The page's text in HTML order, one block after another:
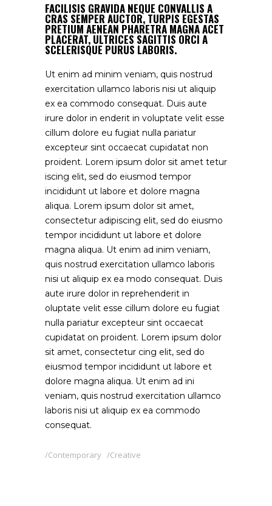
FACILISIS GRAVIDA NEQUE CONVALLIS A
CRAS SEMPER AUCTOR, TURPIS EGESTAS
PRETIUM AENEAN PHARETRA MAGNA ACET
PLACERAT, ULTRICES SAGITTIS ORCI A
SCELERISQUE PURUS LABORIS.
Ut enim ad minim veniam, quis nostrud
exercitation ullamco laboris nisi ut aliquip
ex ea commodo consequat. Duis aute
irure dolor in enderit in voluptate velit esse
cillum dolore eu fugiat nulla pariatur
excepteur sint occaecat cupidatat non
proident. Lorem ipsum dolor sit amet tetur
iscing elit, sed do eiusmod tempor
incididunt ut labore et dolore magna
aliqua. Lorem ipsum dolor sit amet,
consectetur adipiscing elit, sed do eiusmo
tempor incididunt ut labore et dolore
magna aliqua. Ut enim ad inim veniam,
quis nostrud exercitation ullamco laboris
nisi ut aliquip ex ea modo consequat. Duis
aute irure dolor in reprehenderit in
oluptate velit esse cillum dolore eu fugiat
nulla pariatur excepteur sint occaecat
cupidatat on proident. Lorem ipsum dolor
sit amet, consectetur cing elit, sed do
eiusmod tempor incididunt ut labore et
dolore magna aliqua. Ut enim ad ini
veniam, quis nostrud exercitation ullamco
laboris nisi ut aliquip ex ea commodo
consequat.
Contemporary Creative